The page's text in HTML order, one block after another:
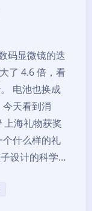
码显微镜的迭
了 4.6 倍，看
电池也换成
天看到消
上海礼物获奖
什么样的礼
设计的科学…